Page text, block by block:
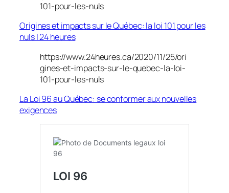
101-pour-les-nuls
Origines et impacts sur le Québec: la loi 101 pour les
nuls | 24 heures
https://www.24heures.ca/2020/11/25/ori
gines-et-impacts-sur-le-quebec-la-loi-
101-pour-les-nuls
La Loi 96 au Québec: se conformer aux nouvelles
exigences